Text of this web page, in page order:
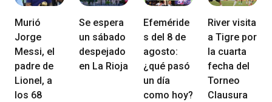
Murió
Jorge
Messi, el
padre de
Lionel, a
los 68
Se espera
un sábado
despejado
en La Rioja
Efeméride
s del 8 de
agosto:
¿qué pasó
un día
como hoy?
River visita
a Tigre por
la cuarta
fecha del
Torneo
Clausura